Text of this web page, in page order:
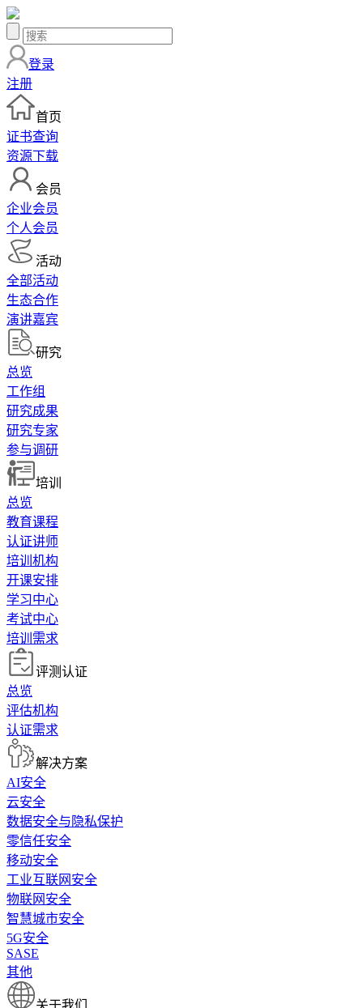
登录
注册
首页
证书查询
资源下载
会员
企业会员
个人会员
活动
全部活动
生态合作
演讲嘉宾
研究
总览
工作组
研究成果
研究专家
参与调研
培训
总览
教育课程
认证讲师
培训机构
开课安排
学习中心
考试中心
培训需求
评测认证
总览
评估机构
认证需求
解决方案
AI安全
云安全
数据安全与隐私保护
零信任安全
移动安全
工业互联网安全
物联网安全
智慧城市安全
5G安全
SASE
其他
关于我们